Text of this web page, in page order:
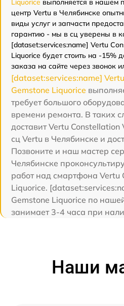
Liquorice выполняется в нашем
центр Vertu в Челябинске
виды услуг и запчасти
гарантию - мы в сц уверены в
[dataset:services:name] Vertu
Liquorice будет стоить на -
заказа на сайте через звонок
[dataset:services:name]
Gemstone Liquorice
требует большого
времени ремонта. В таких
доставит Vertu Constellation
сц Vertu в Челябинске и
Позвоните и наш мастер
Челябинске
работ над смартфона Vertu
Liquorice.
Gemstone Liquorice по
занимает 3-4 часа при
Наши